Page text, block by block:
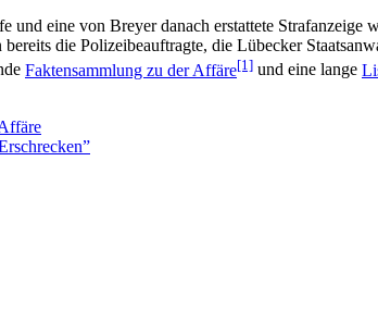
eine von Breyer danach erstattete Strafanzeige
die Polizeibeauftragte, die Lübecker
Faktensammlung zu der Affäre[1] und eine lange